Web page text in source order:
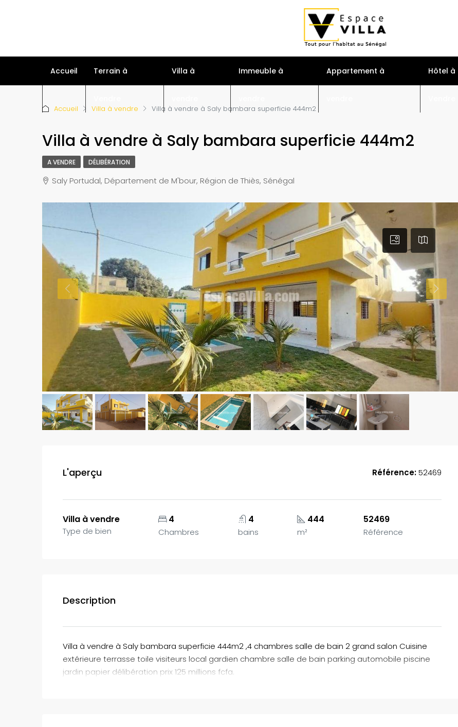
Accueil Terrain à Villa à Immeuble à Appartement à Hôtel à
Accueil Villa à vendre Villa à vendre à Saly bambara superficie 444m2
Villa à vendre à Saly bambara superficie 444m2
A VENDRE DÉLIBÉRATION
Saly Portudal, Département de M'bour, Région de Thiès, Sénégal
L'aperçu Référence:52469
Villa à vendre
Type de bien
4
Chambres
4
bains
444
m²
52469
Référence
Description
Villa à vendre à Saly bambara superficie 444m2 ,4 chambres salle de bain 2 grand salon Cuisine
extérieure terrasse toile visiteurs local gardien chambre salle de bain parking automobile piscine
jardin papier délibération prix 125 millions fcfa.